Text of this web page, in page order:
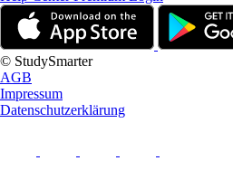
© StudySmarter
AGB
Impressum
Datenschutzerklärung